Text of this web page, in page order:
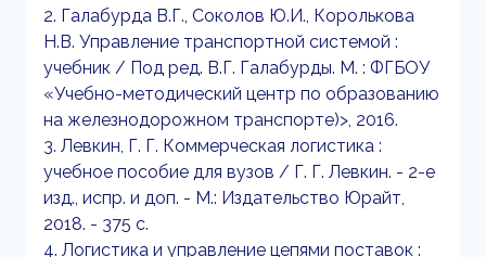
2. Галабурда В.Г., Соколов Ю.И., Королькова
Н.В. Управление транспортной системой :
учебник / Под ред. В.Г. Галабурды. М. : ФГБОУ
«Учебно-методический центр по образованию
на железнодорожном транспорте)>, 2016.
3. Левкин, Г. Г. Коммерческая логистика :
учебное пособие для вузов / Г. Г. Левкин. - 2-е
изд., испр. и доп. - М.: Издательство Юрайт,
2018. - 375 с.
4. Логистика и управление цепями поставок :